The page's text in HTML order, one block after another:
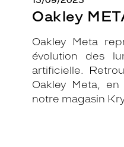
Oakley
Oakley Meta
évolution des
artificielle.
Oakley Meta,
notre magasin